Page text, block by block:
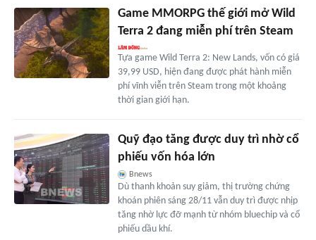
Game MMORPG thế giới mở Wild
Terra 2 đang miễn phí trên Steam
Tựa game Wild Terra 2: New Lands, vốn có giá
39,99 USD, hiện đang được phát hành miễn
phí vĩnh viễn trên Steam trong một khoảng
thời gian giới hạn.
Quỹ đạo tăng được duy trì nhờ cổ
phiếu vốn hóa lớn
Bnews
Dù thanh khoản suy giảm, thị trường chứng
khoán phiên sáng 28/11 vẫn duy trì được nhịp
tăng nhờ lực đỡ mạnh từ nhóm bluechip và cổ
phiếu dầu khí.